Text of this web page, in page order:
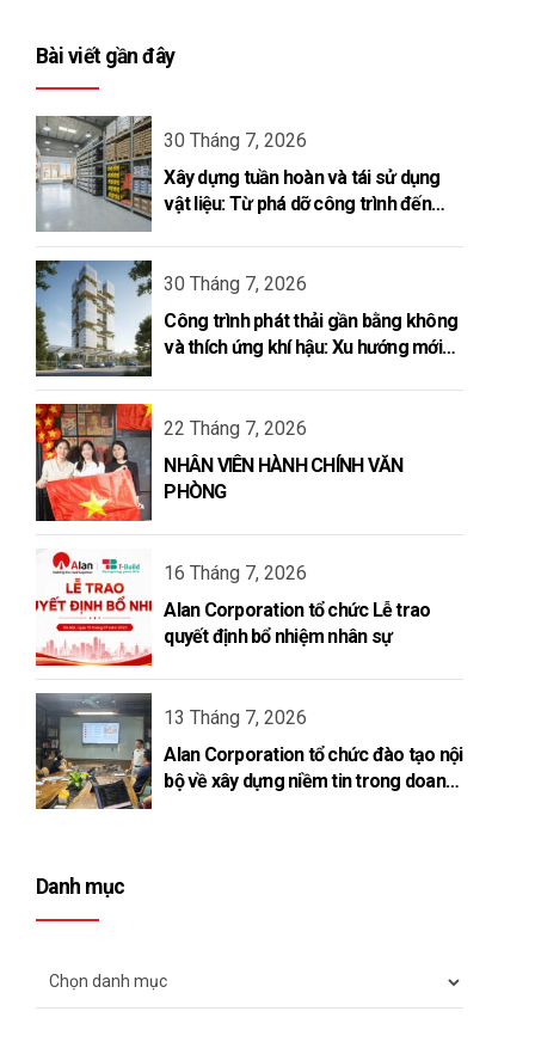
Bài viết gần đây
30 Tháng 7, 2026
Xây dựng tuần hoàn và tái sử dụng
vật liệu: Từ phá dỡ công trình đến
30 Tháng 7, 2026
Công trình phát thải gần bằng không
và thích ứng khí hậu: Xu hướng mới
22 Tháng 7, 2026
NHÂN VIÊN HÀNH CHÍNH VĂN
PHÒNG
16 Tháng 7, 2026
Alan Corporation tổ chức Lễ trao
quyết định bổ nhiệm nhân sự
13 Tháng 7, 2026
Alan Corporation tổ chức đào tạo nội
bộ về xây dựng niềm tin trong doanh
Danh mục